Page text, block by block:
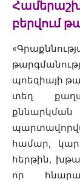
բերվում
«
պոեզիայի
տեղ
համար,
հերթին,
որ